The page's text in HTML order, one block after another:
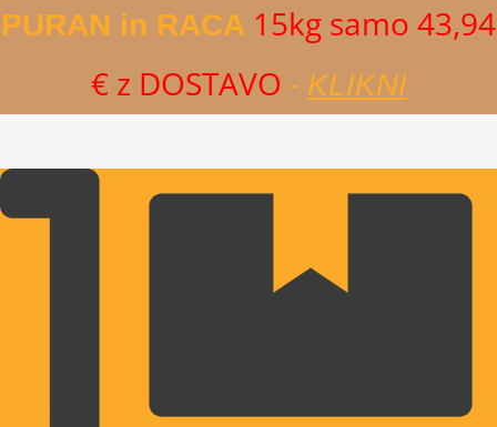
PURAN in RACA 15kg samo 43,94
€ z DOSTAVO - KLIKNI